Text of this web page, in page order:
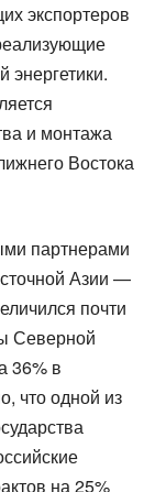
экспортеров
энергетики.
и монтажа
Востока
партнерами
Азии —
почти
Северной
36% в
что одной из
на 25%